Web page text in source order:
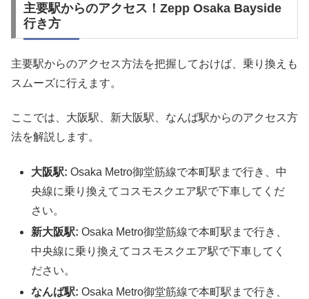
主要駅からのアクセス！Zepp Osaka Bayside
行き方
主要駅からのアクセス方法を把握しておけば、乗り換えも
スムーズに行えます。
ここでは、大阪駅、新大阪駅、なんば駅からのアクセス方
法を解説します。
大阪駅: Osaka Metro御堂筋線で本町駅まで行き、中
央線に乗り換えてコスモスクエア駅で下車してくだ
さい。
新大阪駅: Osaka Metro御堂筋線で本町駅まで行き、
中央線に乗り換えてコスモスクエア駅で下車してく
ださい。
なんば駅: Osaka Metro御堂筋線で本町駅まで行き、